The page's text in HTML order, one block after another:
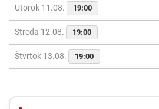
Utorok 11.08. 19:00
Streda 12.08. 19:00
Štvrtok 13.08. 19:00